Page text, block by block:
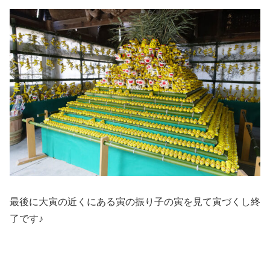
最後に大寅の近くにある寅の振り子の寅を見て寅づくし終
了です♪